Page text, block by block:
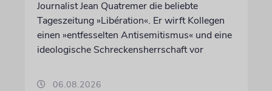
Journalist Jean Quatremer die beliebte
Tageszeitung »Libération«. Er wirft Kollegen
einen »entfesselten Antisemitismus« und eine
ideologische Schreckensherrschaft vor
06.08.2026